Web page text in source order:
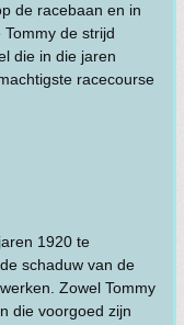
de racebaan en in
de strijd
die in die jaren
racecourse
1920 te
schaduw van de
Zowel Tommy
die voorgoed zijn